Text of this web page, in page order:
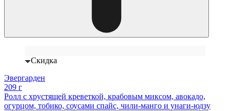
Скидка
Эвергарден
209 г
Ролл с хрустящей креветкой, крабовым миксом, авокадо,
огурцом, тобико, соусами спайс, чили-манго и унаги-юдзу